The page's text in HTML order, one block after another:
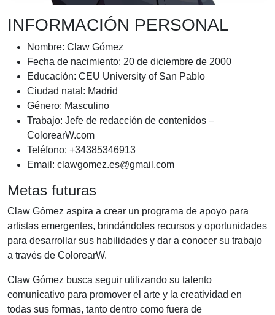
INFORMACIÓN PERSONAL
Nombre: Claw Gómez
Fecha de nacimiento: 20 de diciembre de 2000
Educación: CEU University of San Pablo
Ciudad natal: Madrid
Género: Masculino
Trabajo: Jefe de redacción de contenidos –
ColorearW.com
Teléfono: +34385346913
Email: clawgomez.es@gmail.com
Metas futuras
Claw Gómez aspira a crear un programa de apoyo para
artistas emergentes, brindándoles recursos y oportunidades
para desarrollar sus habilidades y dar a conocer su trabajo
a través de ColorearW.
Claw Gómez busca seguir utilizando su talento
comunicativo para promover el arte y la creatividad en
todas sus formas, tanto dentro como fuera de